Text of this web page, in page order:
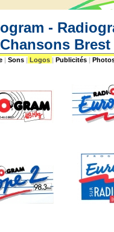
-
| Sons | Logos | Publicités |